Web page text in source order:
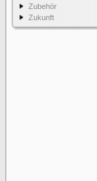
Zubehör
Zukunft